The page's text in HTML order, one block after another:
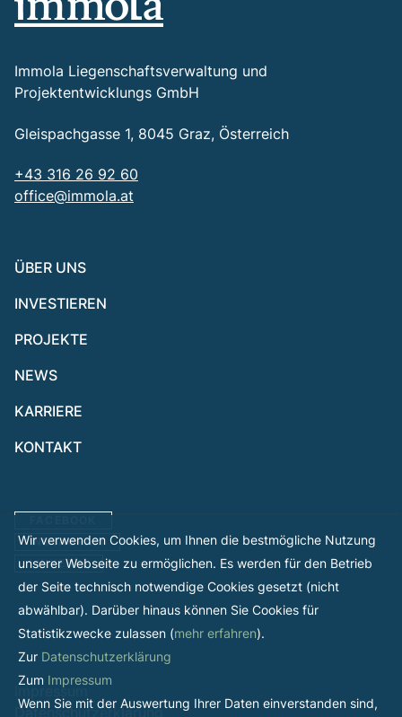
Immola Liegenschaftsverwaltung und
Projektentwicklungs GmbH
Gleispachgasse 1, 8045 Graz, Österreich
+43 316 26 92 60
office@immola.at
ÜBER UNS
INVESTIEREN
PROJEKTE
NEWS
KARRIERE
KONTAKT
INSTAGRAM
LINKEDIN
Impressum
Datenschutzerklärung
Wir verwenden Cookies, um Ihnen die bestmögliche Nutzung
unserer Webseite zu ermöglichen. Es werden für den Betrieb
der Seite technisch notwendige Cookies gesetzt (nicht
abwählbar). Darüber hinaus können Sie Cookies für
Statistikzwecke zulassen (mehr erfahren).
Zur Datenschutzerklärung
Zum Impressum
Wenn Sie mit der Auswertung Ihrer Daten einverstanden sind,